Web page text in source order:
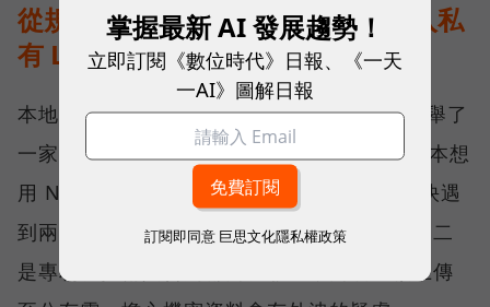
從規格走到現場：能源公司如何導入私
有 LLM？
本地 AI 實際落地部署會是什麼模樣？劉文義舉了
一家約 50 多人的能源公司為例。這家公司原本想
用 NAS 搭配雲端 AI 建置內部資料庫，但很快遇
到兩個瓶頸：一是員工查詢時明顯出現卡頓；二
是專利、技術與合約都高度敏感，高層不願上傳
掌握最新 AI 發展趨勢！
立即訂閱《數位時代》日報、《一天
一AI》圖解日報
訂閱即同意 巨思文化隱私權政策